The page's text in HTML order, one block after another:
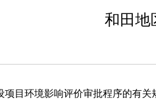
和田地
环境影响评价审批程序的有关